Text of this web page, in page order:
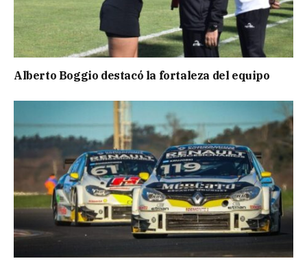
Alberto Boggio destacó la fortaleza del equipo